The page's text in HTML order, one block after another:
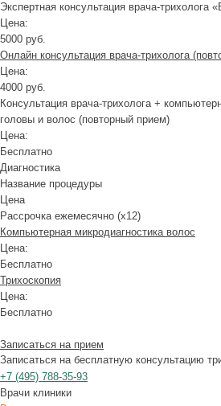
Экспертная консультация врача-трихолога
Цена:
5000 руб.
Онлайн консультация врача-трихолога
Цена:
4000 руб.
Консультация врача-трихолога +
головы и волос (повторный прием)
Цена:
Бесплатно
Диагностика
Название процедуры
Цена
Рассрочка ежемесячно (x12)
Компьютерная микродиагностика волос
Цена:
Бесплатно
Трихоскопия
Цена:
Бесплатно
Записаться на прием
Записаться на бесплатную консультацию
+7 (495) 788-35-93
Врачи клиники